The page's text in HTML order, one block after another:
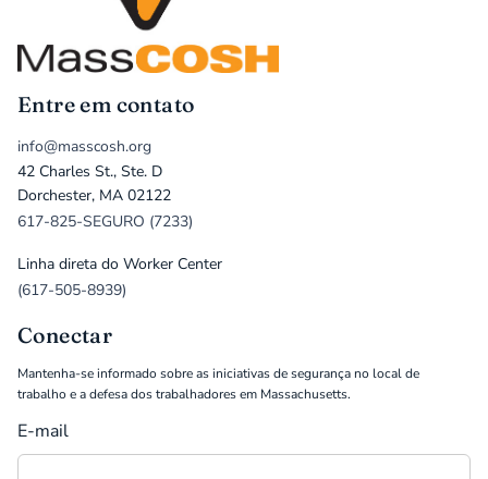
Entre em contato
info@masscosh.org
42 Charles St., Ste. D
Dorchester, MA 02122
617-825-SEGURO (7233)
Linha direta do Worker Center
(617-505-8939)
Conectar
Mantenha-se informado sobre as iniciativas de segurança no local de
trabalho e a defesa dos trabalhadores em Massachusetts.
E-mail